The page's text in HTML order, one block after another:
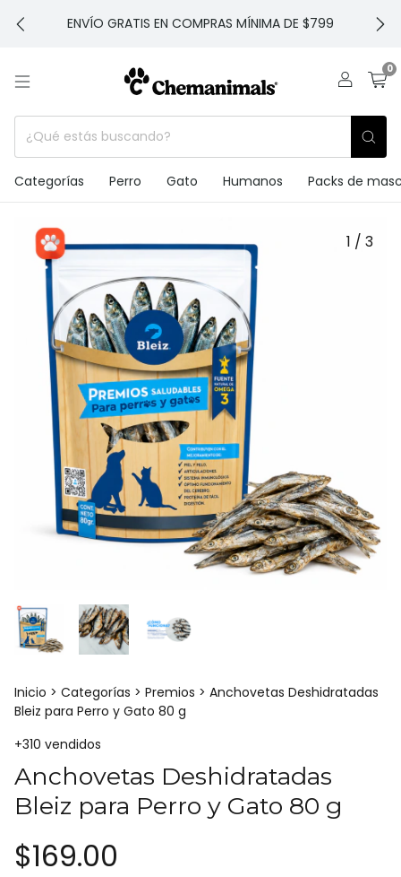
ENVÍO GRATIS EN COMPRAS MÍNIMA DE $799
0
Categorías Perro Gato Humanos Packs de
1 / 3
Inicio > Categorías > Premios > Anchovetas Deshidratadas
Bleiz para Perro y Gato 80 g
+310 vendidos
Anchovetas Deshidratadas
Bleiz para Perro y Gato 80 g
$169.00